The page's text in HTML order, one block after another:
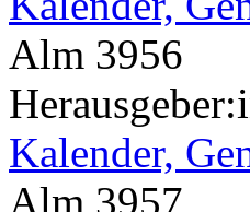
Alm 3956
Kalender,
Alm 3957